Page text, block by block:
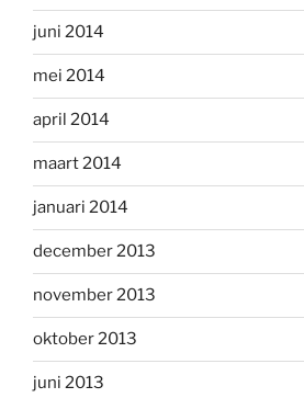
juni 2014
mei 2014
april 2014
maart 2014
januari 2014
december 2013
november 2013
oktober 2013
juni 2013